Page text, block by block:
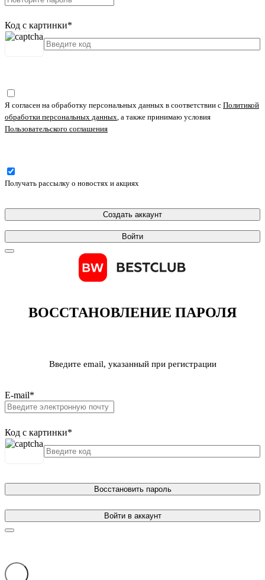
Код с картинки*
Я согласен на обработку персональных данных в соответствии с Политикой
обработки персональных данных, а также принимаю условия
Пользовательского соглашения
Получать рассылку о новостях и акциях
Создать аккаунт
Войти
ВОССТАНОВЛЕНИЕ ПАРОЛЯ
Введите email, указанный при регистрации
E-mail*
Код с картинки*
Восстановить пароль
Войти в аккаунт